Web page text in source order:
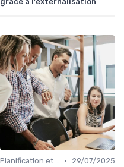
Planification et stratégie de vente •
29/07/2025